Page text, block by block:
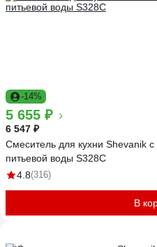
-14%
5 655 ₽
6 547 ₽
Смеситель для кухни Shevanik
питьевой воды S328C
4.8(316)
В